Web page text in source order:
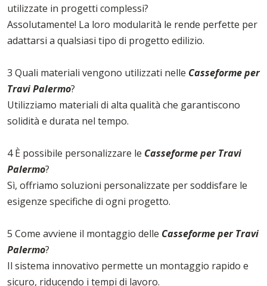
utilizzate in progetti complessi?
Assolutamente! La loro modularità le rende perfette per
adattarsi a qualsiasi tipo di progetto edilizio.
3 Quali materiali vengono utilizzati nelle Casseforme per
Travi Palermo?
Utilizziamo materiali di alta qualità che garantiscono
solidità e durata nel tempo.
4 È possibile personalizzare le Casseforme per Travi
Palermo?
Sì, offriamo soluzioni personalizzate per soddisfare le
esigenze specifiche di ogni progetto.
5 Come avviene il montaggio delle Casseforme per Travi
Palermo?
Il sistema innovativo permette un montaggio rapido e
sicuro, riducendo i tempi di lavoro.